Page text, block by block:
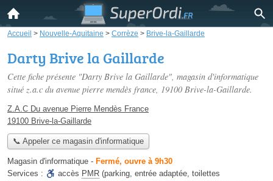
Accueil > Nouvelle-Aquitaine > Corrèze > Brive-la-Gaillarde
Darty Brive la Gaillarde
Cette fiche présente "Darty Brive la Gaillarde", magasin d'informatique
situé z.a.c du avenue pierre mendès france, 19100 Brive-la-Gaillarde.
Z.A.C Du avenue Pierre Mendès France
19100 Brive-la-Gaillarde
📞 Appeler ce magasin d'informatique
Magasin d'informatique - Fermé, ouvre à 9h30
Services :
accès PMR (parking, entrée adaptée, toilettes